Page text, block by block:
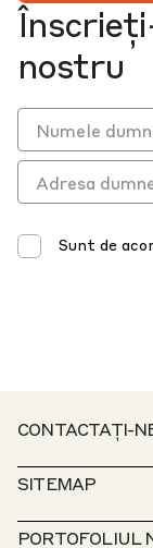
nostru
Sunt de
CONTACTAȚI-
CONTACTAȚI
BIROUL DE
SITEMAP
CĂUTĂTOR DE
PORTOFOLIUL